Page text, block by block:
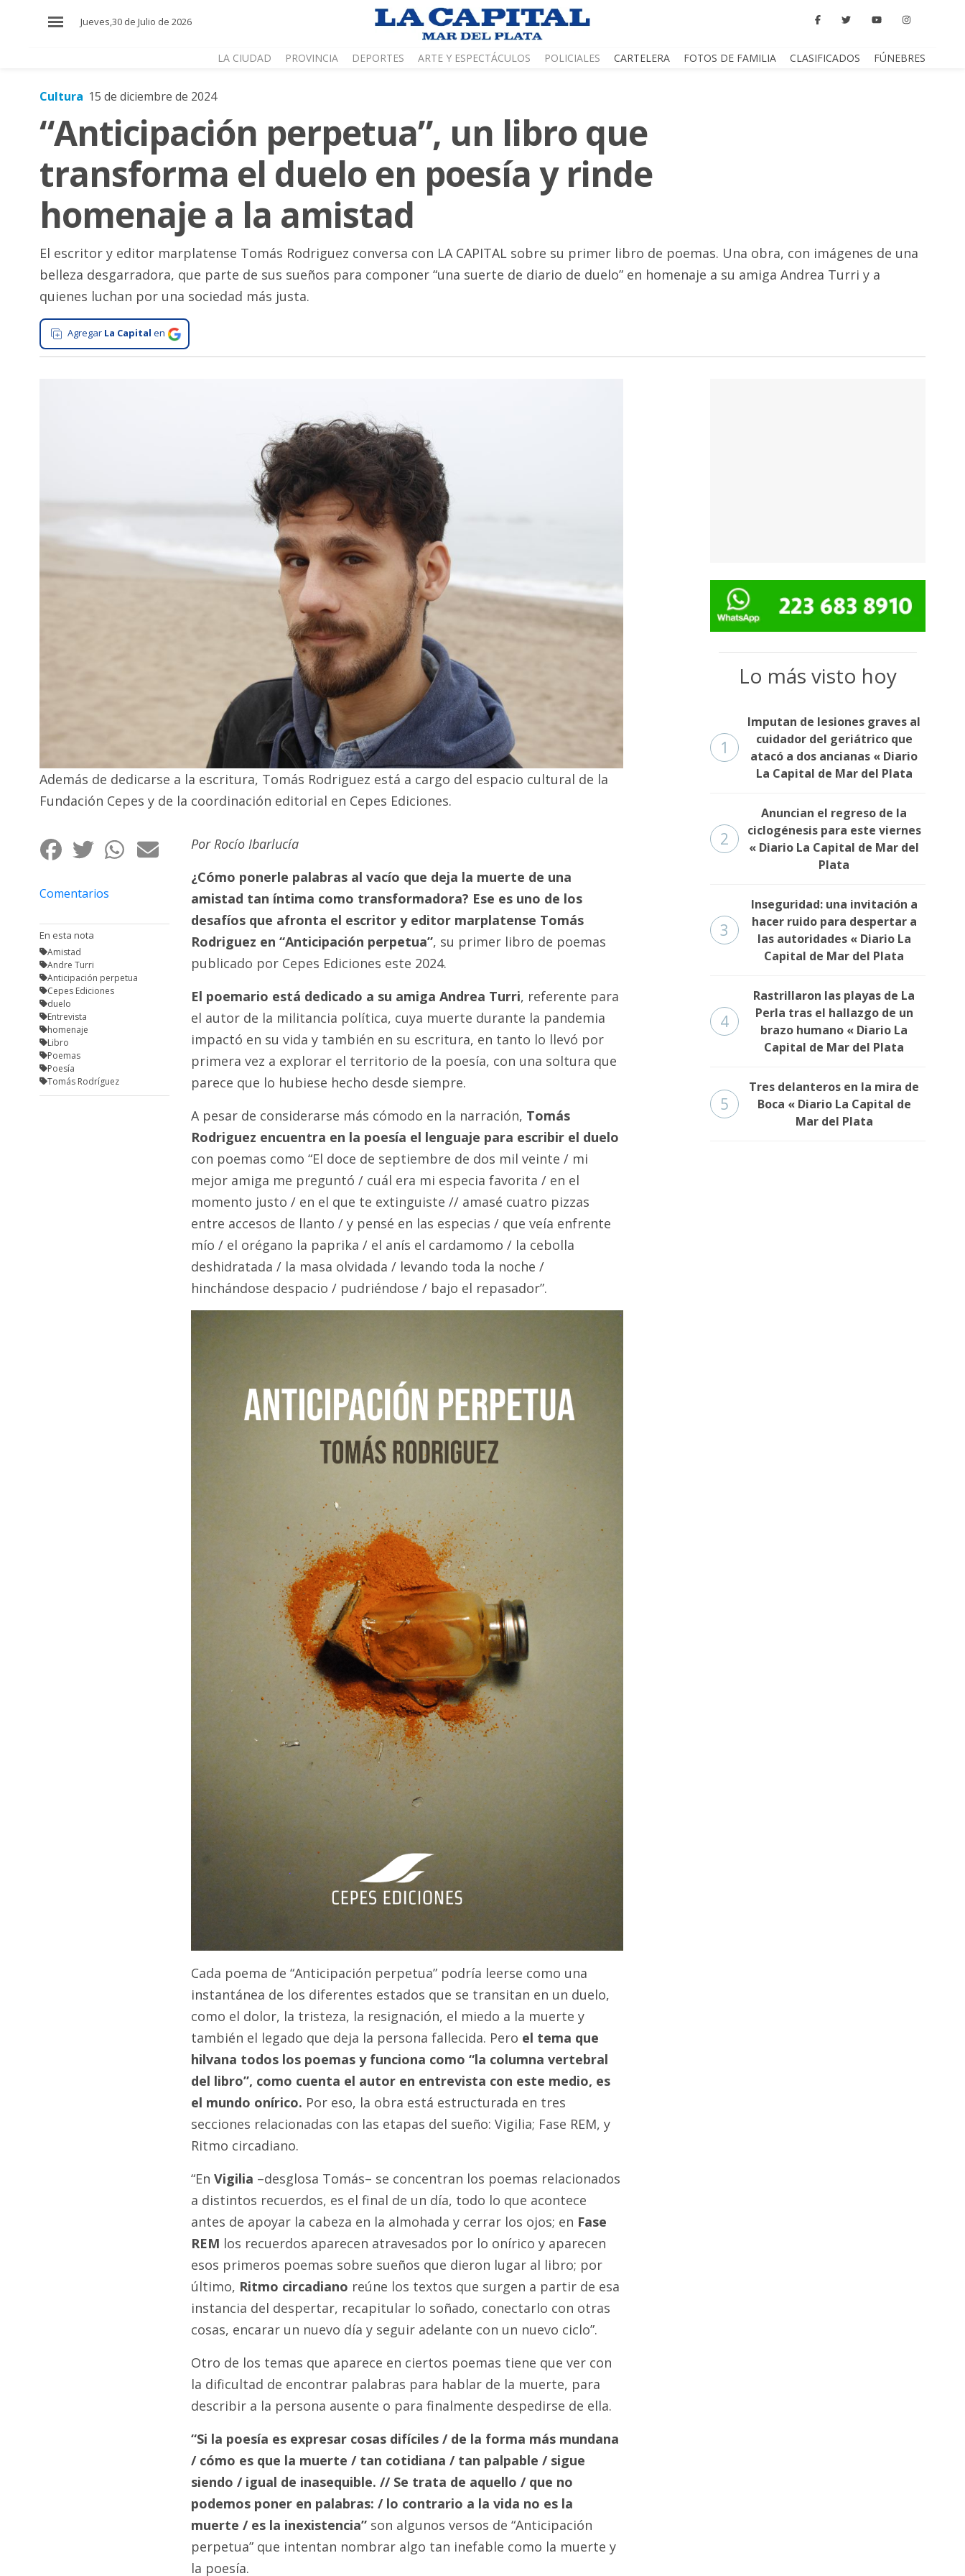
Jueves,30 de Julio de 2026
LA CIUDAD PROVINCIA DEPORTES ARTE Y ESPECTÁCULOS POLICIALES CARTELERA FOTOS DE FAMILIA CLASIFICADOS FÚNEBRES
País
Mundo
Zona
Cultura
Tecnología
Interés
General
Cartelera
Cultura 15 de diciembre de 2024
“Anticipación perpetua”, un libro que
transforma el duelo en poesía y rinde
homenaje a la amistad
El escritor y editor marplatense Tomás Rodriguez conversa con LA CAPITAL sobre su primer libro de poemas. Una obra, con imágenes de una
belleza desgarradora, que parte de sus sueños para componer “una suerte de diario de duelo” en homenaje a su amiga Andrea Turri y a
quienes luchan por una sociedad más justa.
Agregar La Capital en
Además de dedicarse a la escritura, Tomás Rodriguez está a cargo del espacio cultural de la
Fundación Cepes y de la coordinación editorial en Cepes Ediciones.
Comentarios
En esta nota
Amistad
Andre Turri
Anticipación perpetua
Cepes Ediciones
duelo
Entrevista
homenaje
Libro
Poemas
Poesía
Tomás Rodríguez
Por Rocío Ibarlucía
¿Cómo ponerle palabras al vacío que deja la muerte de una
amistad tan íntima como transformadora? Ese es uno de los
desafíos que afronta el escritor y editor marplatense Tomás
Rodriguez en “Anticipación perpetua”, su primer libro de poemas
publicado por Cepes Ediciones este 2024.
El poemario está dedicado a su amiga Andrea Turri, referente para
el autor de la militancia política, cuya muerte durante la pandemia
impactó en su vida y también en su escritura, en tanto lo llevó por
primera vez a explorar el territorio de la poesía, con una soltura que
parece que lo hubiese hecho desde siempre.
A pesar de considerarse más cómodo en la narración, Tomás
Rodriguez encuentra en la poesía el lenguaje para escribir el duelo
con poemas como “El doce de septiembre de dos mil veinte / mi
mejor amiga me preguntó / cuál era mi especia favorita / en el
momento justo / en el que te extinguiste // amasé cuatro pizzas
entre accesos de llanto / y pensé en las especias / que veía enfrente
mío / el orégano la paprika / el anís el cardamomo / la cebolla
deshidratada / la masa olvidada / levando toda la noche /
hinchándose despacio / pudriéndose / bajo el repasador”.
Cada poema de “Anticipación perpetua” podría leerse como una
instantánea de los diferentes estados que se transitan en un duelo,
como el dolor, la tristeza, la resignación, el miedo a la muerte y
también el legado que deja la persona fallecida. Pero el tema que
hilvana todos los poemas y funciona como “la columna vertebral
del libro”, como cuenta el autor en entrevista con este medio, es
el mundo onírico. Por eso, la obra está estructurada en tres
secciones relacionadas con las etapas del sueño: Vigilia; Fase REM, y
Ritmo circadiano.
“En Vigilia –desglosa Tomás– se concentran los poemas relacionados
a distintos recuerdos, es el final de un día, todo lo que acontece
antes de apoyar la cabeza en la almohada y cerrar los ojos; en Fase
REM los recuerdos aparecen atravesados por lo onírico y aparecen
esos primeros poemas sobre sueños que dieron lugar al libro; por
último, Ritmo circadiano reúne los textos que surgen a partir de esa
instancia del despertar, recapitular lo soñado, conectarlo con otras
cosas, encarar un nuevo día y seguir adelante con un nuevo ciclo”.
Otro de los temas que aparece en ciertos poemas tiene que ver con
la dificultad de encontrar palabras para hablar de la muerte, para
describir a la persona ausente o para finalmente despedirse de ella.
“Si la poesía es expresar cosas difíciles / de la forma más mundana
/ cómo es que la muerte / tan cotidiana / tan palpable / sigue
siendo / igual de inasequible. // Se trata de aquello / que no
podemos poner en palabras: / lo contrario a la vida no es la
muerte / es la inexistencia”son algunos versos de “Anticipación
perpetua” que intentan nombrar algo tan inefable como la muerte y
la poesía.
Lo más visto hoy
1
Imputan de lesiones graves al
cuidador del geriátrico que
atacó a dos ancianas « Diario
La Capital de Mar del Plata
2
Anuncian el regreso de la
ciclogénesis para este viernes
« Diario La Capital de Mar del
Plata
3
Inseguridad: una invitación a
hacer ruido para despertar a
las autoridades « Diario La
Capital de Mar del Plata
4
Rastrillaron las playas de La
Perla tras el hallazgo de un
brazo humano « Diario La
Capital de Mar del Plata
5
Tres delanteros en la mira de
Boca « Diario La Capital de
Mar del Plata